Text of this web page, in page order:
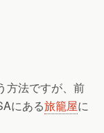
方法ですが、前
にある旅籠屋に